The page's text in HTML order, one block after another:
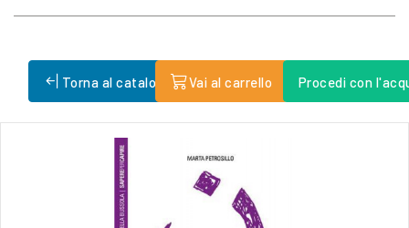
Torna al catalogo Vai al carrello Procedi con